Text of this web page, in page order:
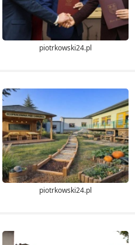
piotrkowski24.pl
piotrkowski24.pl